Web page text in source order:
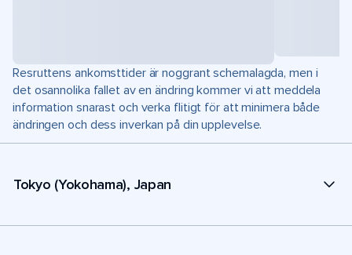
Resruttens ankomsttider är noggrant schemalagda, men i
det osannolika fallet av en ändring kommer vi att meddela
information snarast och verka flitigt för att minimera både
ändringen och dess inverkan på din upplevelse.
Tokyo (Yokohama), Japan